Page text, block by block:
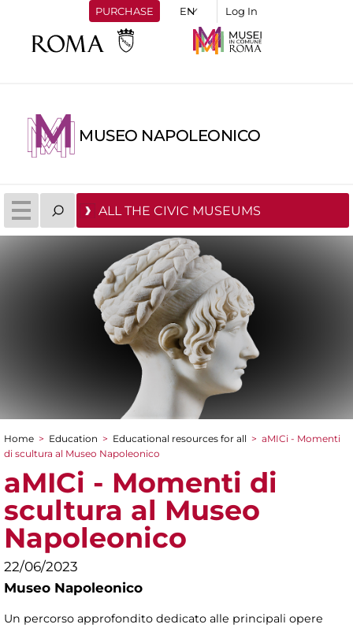
PURCHASE Log In
MUSEO NAPOLEONICO
ALL THE CIVIC MUSEUMS
You are here
Home > Education > Educational resources for all > aMICi - Momenti
di scultura al Museo Napoleonico
aMICi - Momenti di
scultura al Museo
Napoleonico
22/06/2023
Museo Napoleonico
Un percorso approfondito dedicato alle principali opere